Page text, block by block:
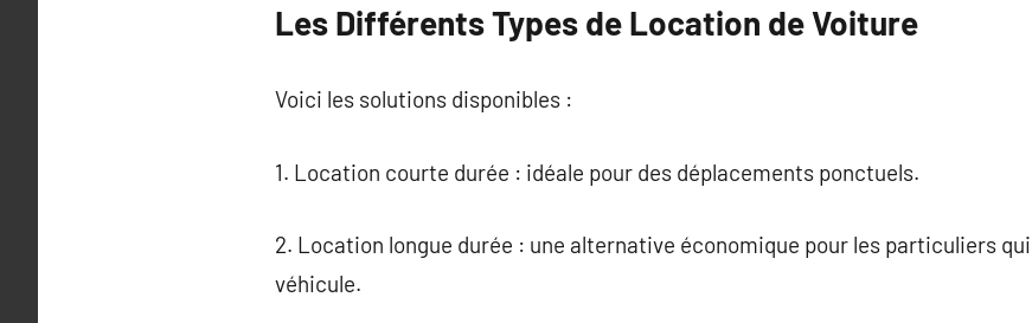
Les Différents Types de Location de Voiture
Voici les solutions disponibles :
1. Location courte durée : idéale pour des déplacements ponctuels.
2. Location longue durée : une alternative économique pour les particuliers qui
véhicule.